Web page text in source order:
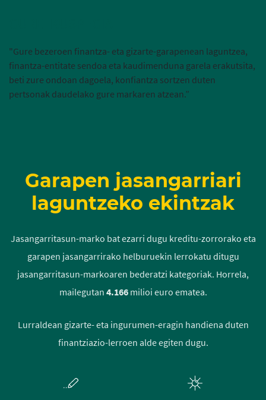
"Gure bezeroen finantza- eta gizarte-garapenean laguntzea,
finantza-entitate sendoa eta kaudimenduna garela erakutsita,
beti zure ondoan dagoela, konfiantza sortzen duten
pertsonak daudelako gure markaren atzean.”
Garapen jasangarriari
laguntzeko ekintzak
Jasangarritasun-marko bat ezarri dugu kreditu-zorrorako eta
garapen jasangarrirako helburuekin lerrokatu ditugu
jasangarritasun-markoaren bederatzi kategoriak. Horrela,
mailegutan 4.166milioi euro ematea.
Lurraldean gizarte- eta ingurumen-eragin handiena duten
finantziazio-lerroen alde egiten dugu.